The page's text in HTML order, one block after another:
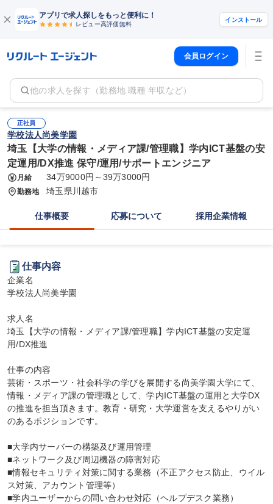
アプリで求人探しをもっと便利に！
レビュー高評価無料
インストール
会員ログイン
他の求人を探す（勤務地 職種 年収など）
正社員
学校法人尚美学園
埼玉【大学の情報・メディア課/管理職】学内ICT基盤の安
定運用/DX推進 保守/運用/サポートエンジニア
月給 34万9000円～39万3000円
勤務地 埼玉県川越市
仕事概要 応募について 採用企業情報
仕事内容
企業名
学校法人尚美学園
求人名
埼玉【大学の情報・メディア課/管理職】学内ICT基盤の安定運
用/DX推進
仕事の内容
芸術・スポーツ・社会科学の学びを展開する尚美学園大学にて、
情報・メディア課の管理職として、学内ICT基盤の運用と大学DX
の推進を担当頂きます。教育・研究・大学運営を支えるやりがい
のあるポジションです。
■大学内サーバーの構築及び運用管理
■ネットワーク及び周辺機器の障害対応
■情報セキュリティ対策に関する業務（不正アクセス防止、ウイル
ス対策、アカウント管理等）
■学内ユーザーからの問い合わせ対応（ヘルプデスク業務）